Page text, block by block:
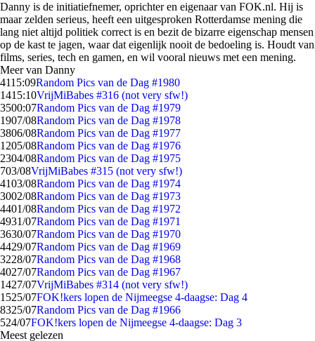
Danny is de initiatiefnemer, oprichter en eigenaar van FOK.nl. Hij is
maar zelden serieus, heeft een uitgesproken Rotterdamse mening die
lang niet altijd politiek correct is en bezit de bizarre eigenschap mensen
op de kast te jagen, waar dat eigenlijk nooit de bedoeling is. Houdt van
films, series, tech en gamen, en wil vooral nieuws met een mening.
Meer van Danny
4115:09Random Pics van de Dag #1980
1415:10VrijMiBabes #316 (not very sfw!)
3500:07Random Pics van de Dag #1979
1907/08Random Pics van de Dag #1978
3806/08Random Pics van de Dag #1977
1205/08Random Pics van de Dag #1976
2304/08Random Pics van de Dag #1975
703/08VrijMiBabes #315 (not very sfw!)
4103/08Random Pics van de Dag #1974
3002/08Random Pics van de Dag #1973
4401/08Random Pics van de Dag #1972
4931/07Random Pics van de Dag #1971
3630/07Random Pics van de Dag #1970
4429/07Random Pics van de Dag #1969
3228/07Random Pics van de Dag #1968
4027/07Random Pics van de Dag #1967
1427/07VrijMiBabes #314 (not very sfw!)
1525/07FOK!kers lopen de Nijmeegse 4-daagse: Dag 4
8325/07Random Pics van de Dag #1966
524/07FOK!kers lopen de Nijmeegse 4-daagse: Dag 3
Meest gelezen